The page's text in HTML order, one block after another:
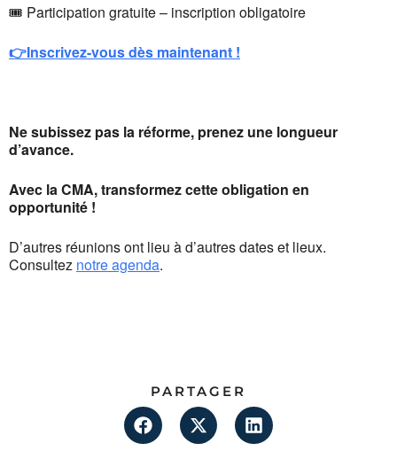
🎟 Participation gratuite – inscription obligatoire
👉Inscrivez-vous dès maintenant !
Ne subissez pas la réforme, prenez une longueur
d’avance.
Avec la CMA, transformez cette obligation en
opportunité !
D’autres réunions ont lieu à d’autres dates et lieux.
Consultez notre agenda.
PARTAGER